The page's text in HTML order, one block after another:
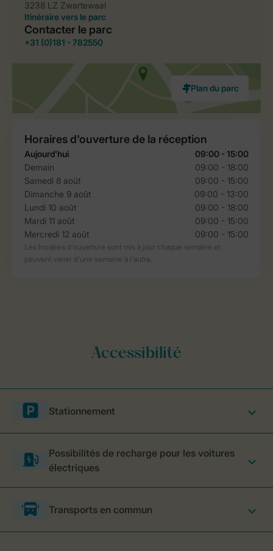
Stationnement
Possibilités de recharge pour les voitures
électriques
Transports en commun